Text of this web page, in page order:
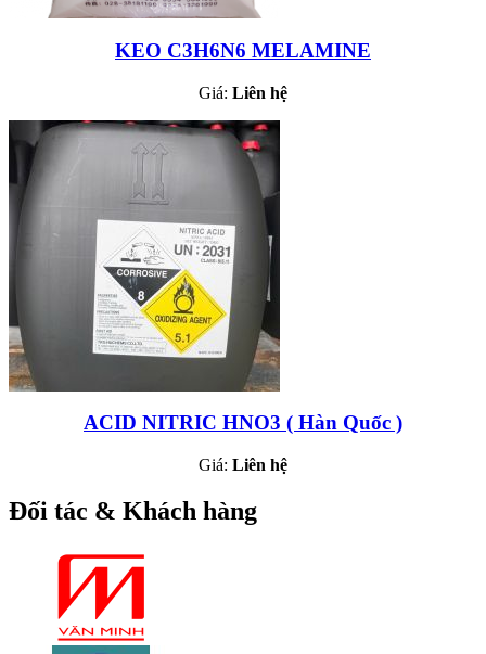
KEO C3H6N6 MELAMINE
Giá: Liên hệ
ACID NITRIC HNO3 ( Hàn Quốc )
Giá: Liên hệ
Đối tác & Khách hàng